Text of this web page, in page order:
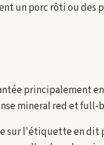
un porc rôti ou des
principalement en
mineral red et full-
sur l'étiquette en dit